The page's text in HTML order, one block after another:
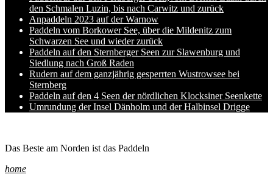
den Schmalen Luzin, bis nach Carwitz und zurück
Anpaddeln 2023 auf der Warnow
Paddeln vom Borkower See, über die Mildenitz zum
Schwarzen See und wieder zurück
Paddeln auf den Sternberger Seen zur Slawenburg und
Siedlung nach Groß Raden
Rudern auf dem ganzjährig gesperrten Wustrowsee bei
Sternberg
Paddeln auf den 4 Seen der nördlichen Klocksiner Seenkette
Umrundung der Insel Dänholm und der Halbinsel Drigge
Das Beste am Norden ist das Paddeln
home